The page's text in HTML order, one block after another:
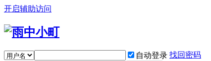
开启辅助访问
自动登录 找回密码